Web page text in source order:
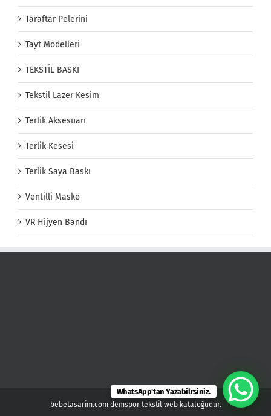
Taraftar Pelerini
Tayt Modelleri
TEKSTİL BASKI
Tekstil Lazer Kesim
Terlik Aksesuarı
Terlik Kesesi
Terlik Saya Baskı
Ventilli Maske
VR Hijyen Bandı
bebetasarim.com demspor tekstil web kataloğudur.
WhatsApp'tan Yazabilrsiniz.